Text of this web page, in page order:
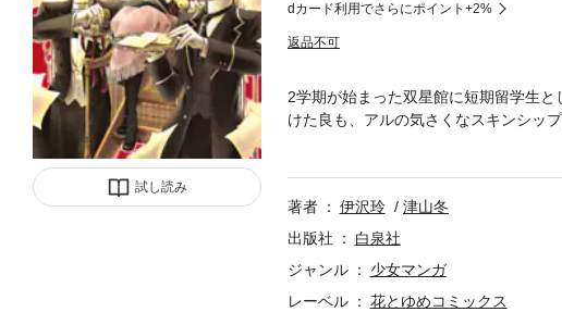
試し読み
dカード利用でさらにポイント+2%
返品不可
2学期が始まった双星館に短期留学生
けた良も、アルの気さくなスキンシッ
著者 伊沢玲
津山冬
出版社
白泉社
ジャンル
少女マンガ
レーベル
花とゆめコミックス